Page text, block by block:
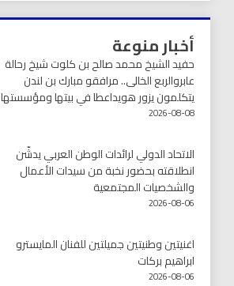
أخبار منوعة
حفيد الشيخ محمد صالح بن كلوت شيخ رحالة
عابروالربع الخالى.. مرافقو مبارك بن لندن
يتكلمون يزور هويداعطا في بيتها ومؤسستها
2026-08-08
الاتحاد الدولي لرائدات الوطن العربي يدشّن
انطلاقته بحضور نخبة من سيدات الأعمال
والشخصيات المجتمعية
2026-08-06
اغنيتين وطنيتين جميلتين للفنان المايسترو
ابراهيم بركات
2026-08-06